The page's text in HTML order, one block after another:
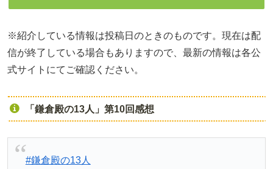
※紹介している情報は投稿日のときのものです。現在は配
信が終了している場合もありますので、最新の情報は各公
式サイトにてご確認ください。
「鎌倉殿の13人」第10回感想
#鎌倉殿の13人